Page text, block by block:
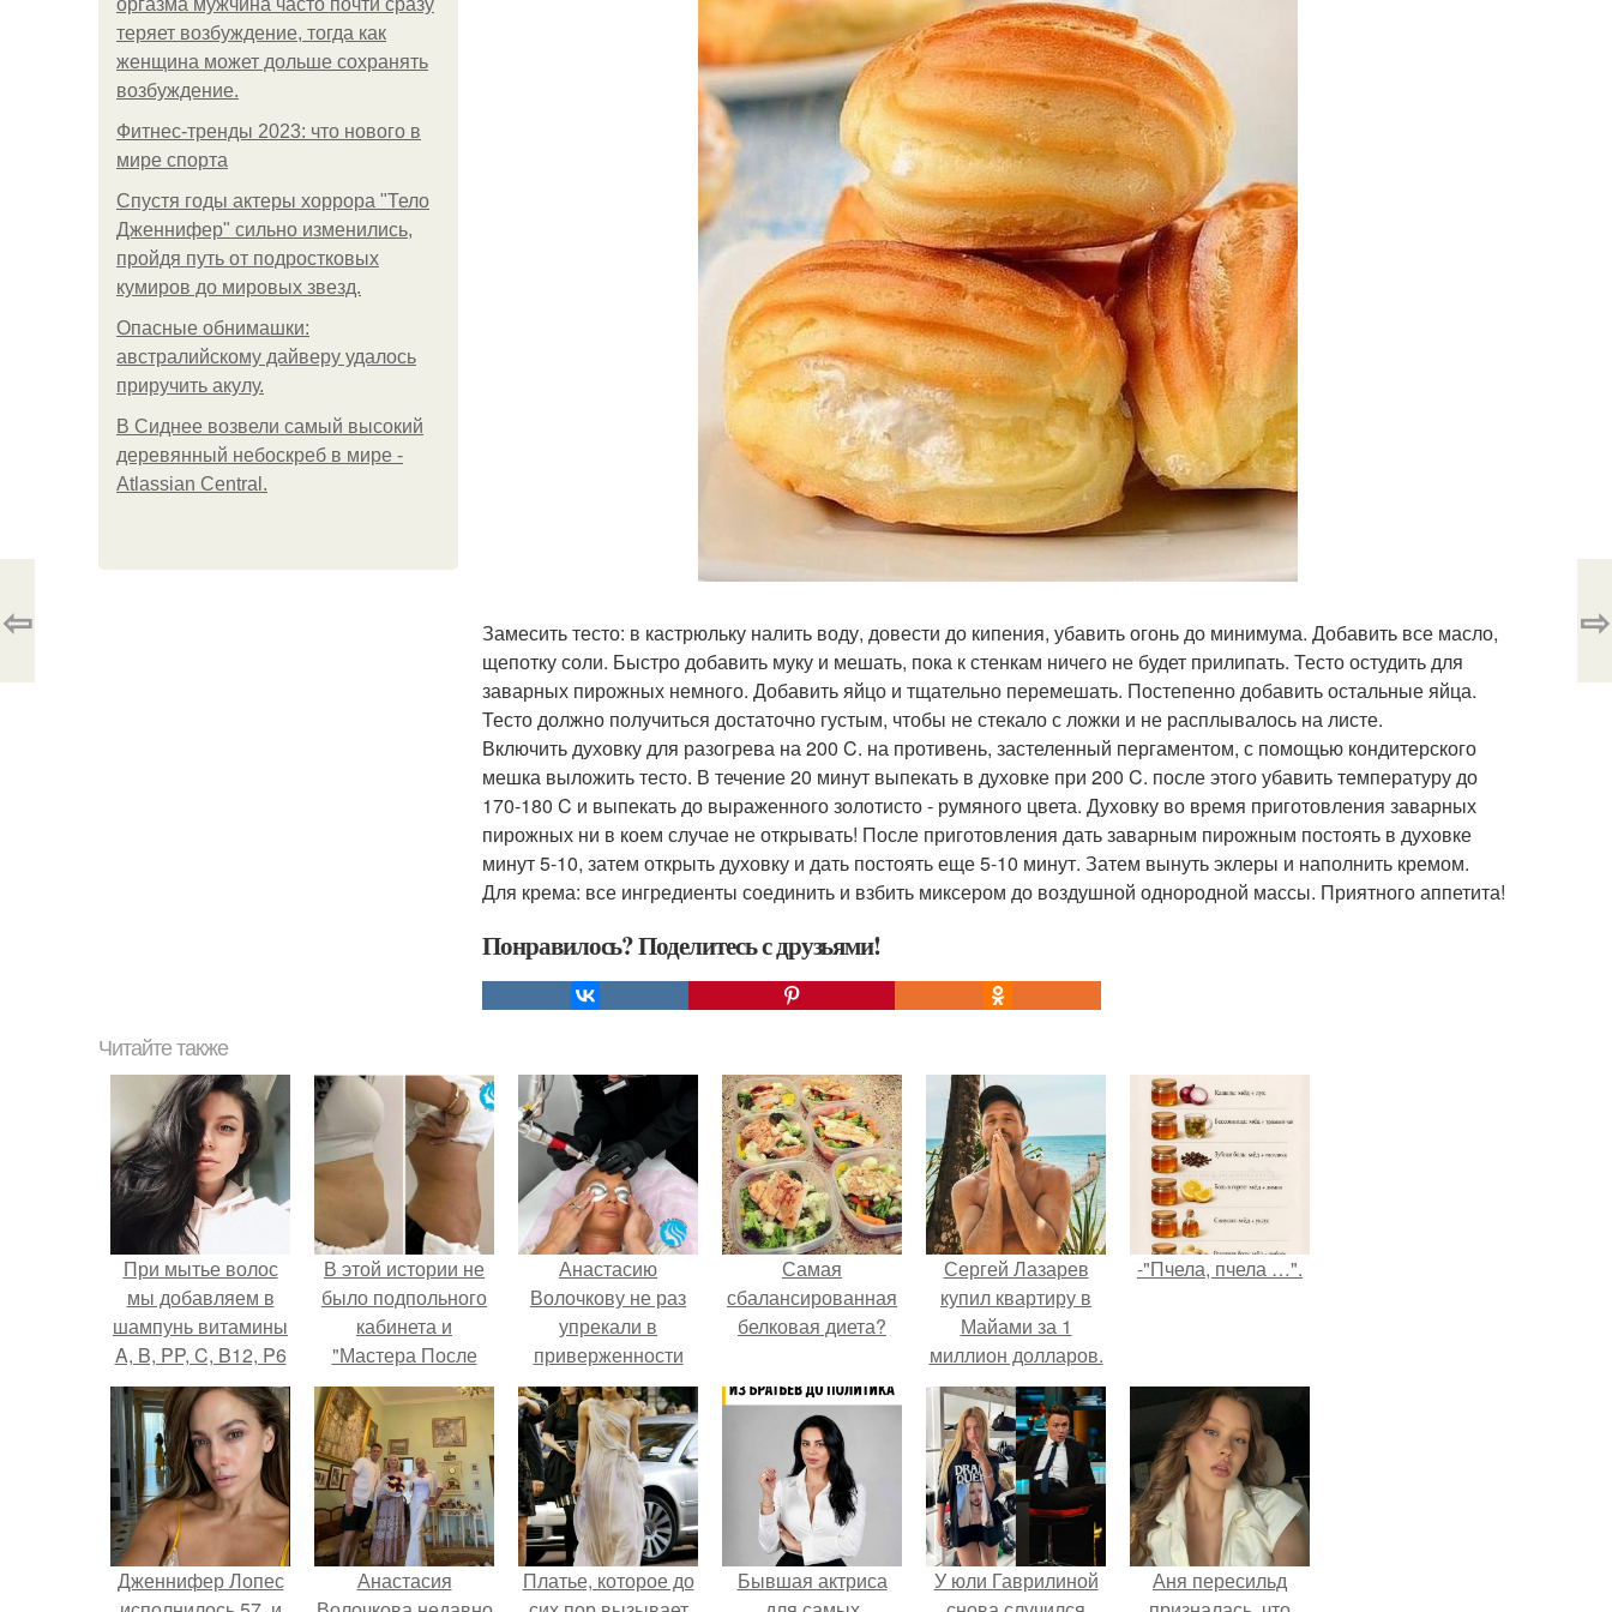
оргазма мужчина часто почти сразу
теряет возбуждение, тогда как
женщина может дольше сохранять
возбуждение.
Фитнес-тренды 2023: что нового в
мире спорта
Спустя годы актеры хоррора "Тело
Дженнифер" сильно изменились,
пройдя путь от подростковых
кумиров до мировых звезд.
Опасные обнимашки:
австралийскому дайверу удалось
приручить акулу.
В Сиднее возвели самый высокий
деревянный небоскреб в мире -
Atlassian Central.
Замесить тесто: в кастрюльку налить воду, довести до кипения, убавить огонь до минимума. Добавить все масло,
щепотку соли. Быстро добавить муку и мешать, пока к стенкам ничего не будет прилипать. Тесто остудить для
заварных пирожных немного. Добавить яйцо и тщательно перемешать. Постепенно добавить остальные яйца.
Тесто должно получиться достаточно густым, чтобы не стекало с ложки и не расплывалось на листе.
Включить духовку для разогрева на 200 C. на противень, застеленный пергаментом, с помощью кондитерского
мешка выложить тесто. В течение 20 минут выпекать в духовке при 200 C. после этого убавить температуру до
170-180 C и выпекать до выраженного золотисто - румяного цвета. Духовку во время приготовления заварных
пирожных ни в коем случае не открывать! После приготовления дать заварным пирожным постоять в духовке
минут 5-10, затем открыть духовку и дать постоять еще 5-10 минут. Затем вынуть эклеры и наполнить кремом.
Для крема: все ингредиенты соединить и взбить миксером до воздушной однородной массы. Приятного аппетита!
Понравилось? Поделитесь с друзьями!
⇦ ⇨
Читайте также
При мытье волос
мы добавляем в
шампунь витамины
A, B, PP, C, B12, P6
в ампулах
(продаются в
аптеке.
В этой истории не
было подпольного
кабинета и
"Мастера После
Двухнедельных
Курсов".
Анастасию
Волочкову не раз
упрекали в
приверженности
устаревшим бьюти -
процедурам.
Самая
сбалансированная
белковая диета?
Сергей Лазарев
купил квартиру в
Майами за 1
миллион долларов.
-"Пчела, пчела …".
Дженнифер Лопес
Анастасия
Платье, которое до
Бывшая актриса
У юли Гаврилиной
Аня пересильд